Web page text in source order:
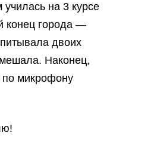
на 3 курсе
конец города —
двоих
Наконец,
по микрофону